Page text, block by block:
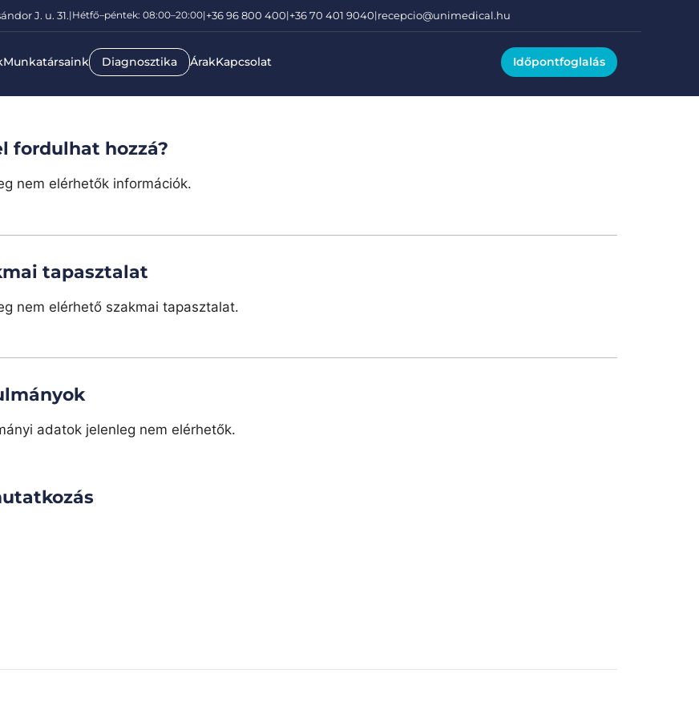
J. u. 31.|Hétfő–péntek: 08:00–20:00|+36 96 800 400|+36 70 401 9040|recepcio@unimedical.hu
Munkatársaink Diagnosztika ÁrakKapcsolat Időpontfoglalás
fordulhat hozzá?
nem elérhetők információk.
tapasztalat
nem elérhető szakmai tapasztalat.
adatok jelenleg nem elérhetők.